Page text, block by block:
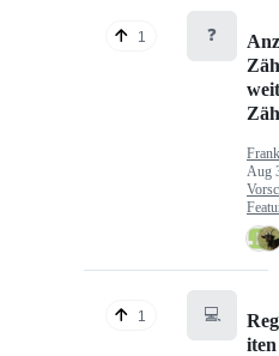
1 ❓
Aug
1 💻
iten